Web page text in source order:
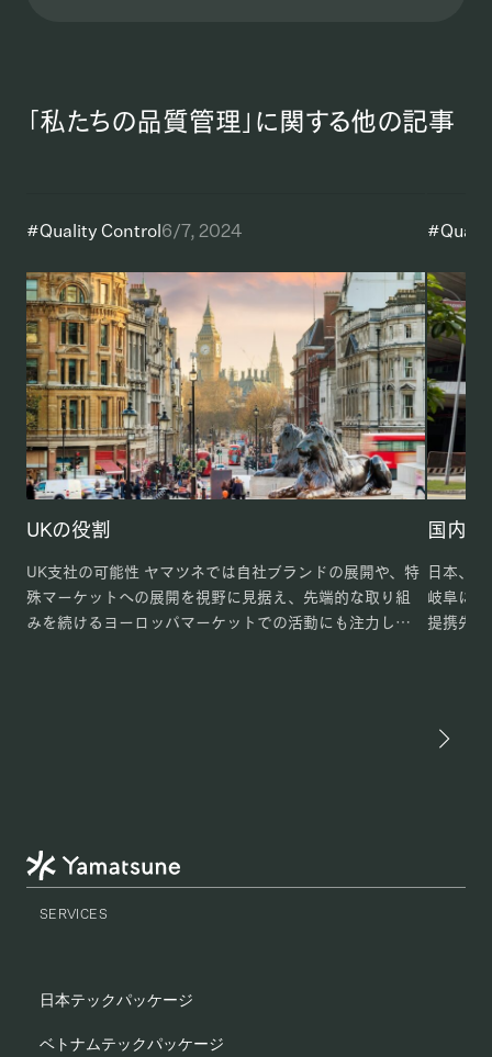
「私たちの品質管理」に関する他の記事
#Quality Control6/7, 2024
UKの役割
UK支社の可能性 ヤマツネでは自社ブランドの展開や、特
殊マーケットへの展開を視野に見据え、先端的な取り組
みを続けるヨーロッパマーケットでの活動にも注力して
#
国内
日本、
岐阜に
提携先
SERVICES
日本テックパッケージ
ベトナムテックパッケージ